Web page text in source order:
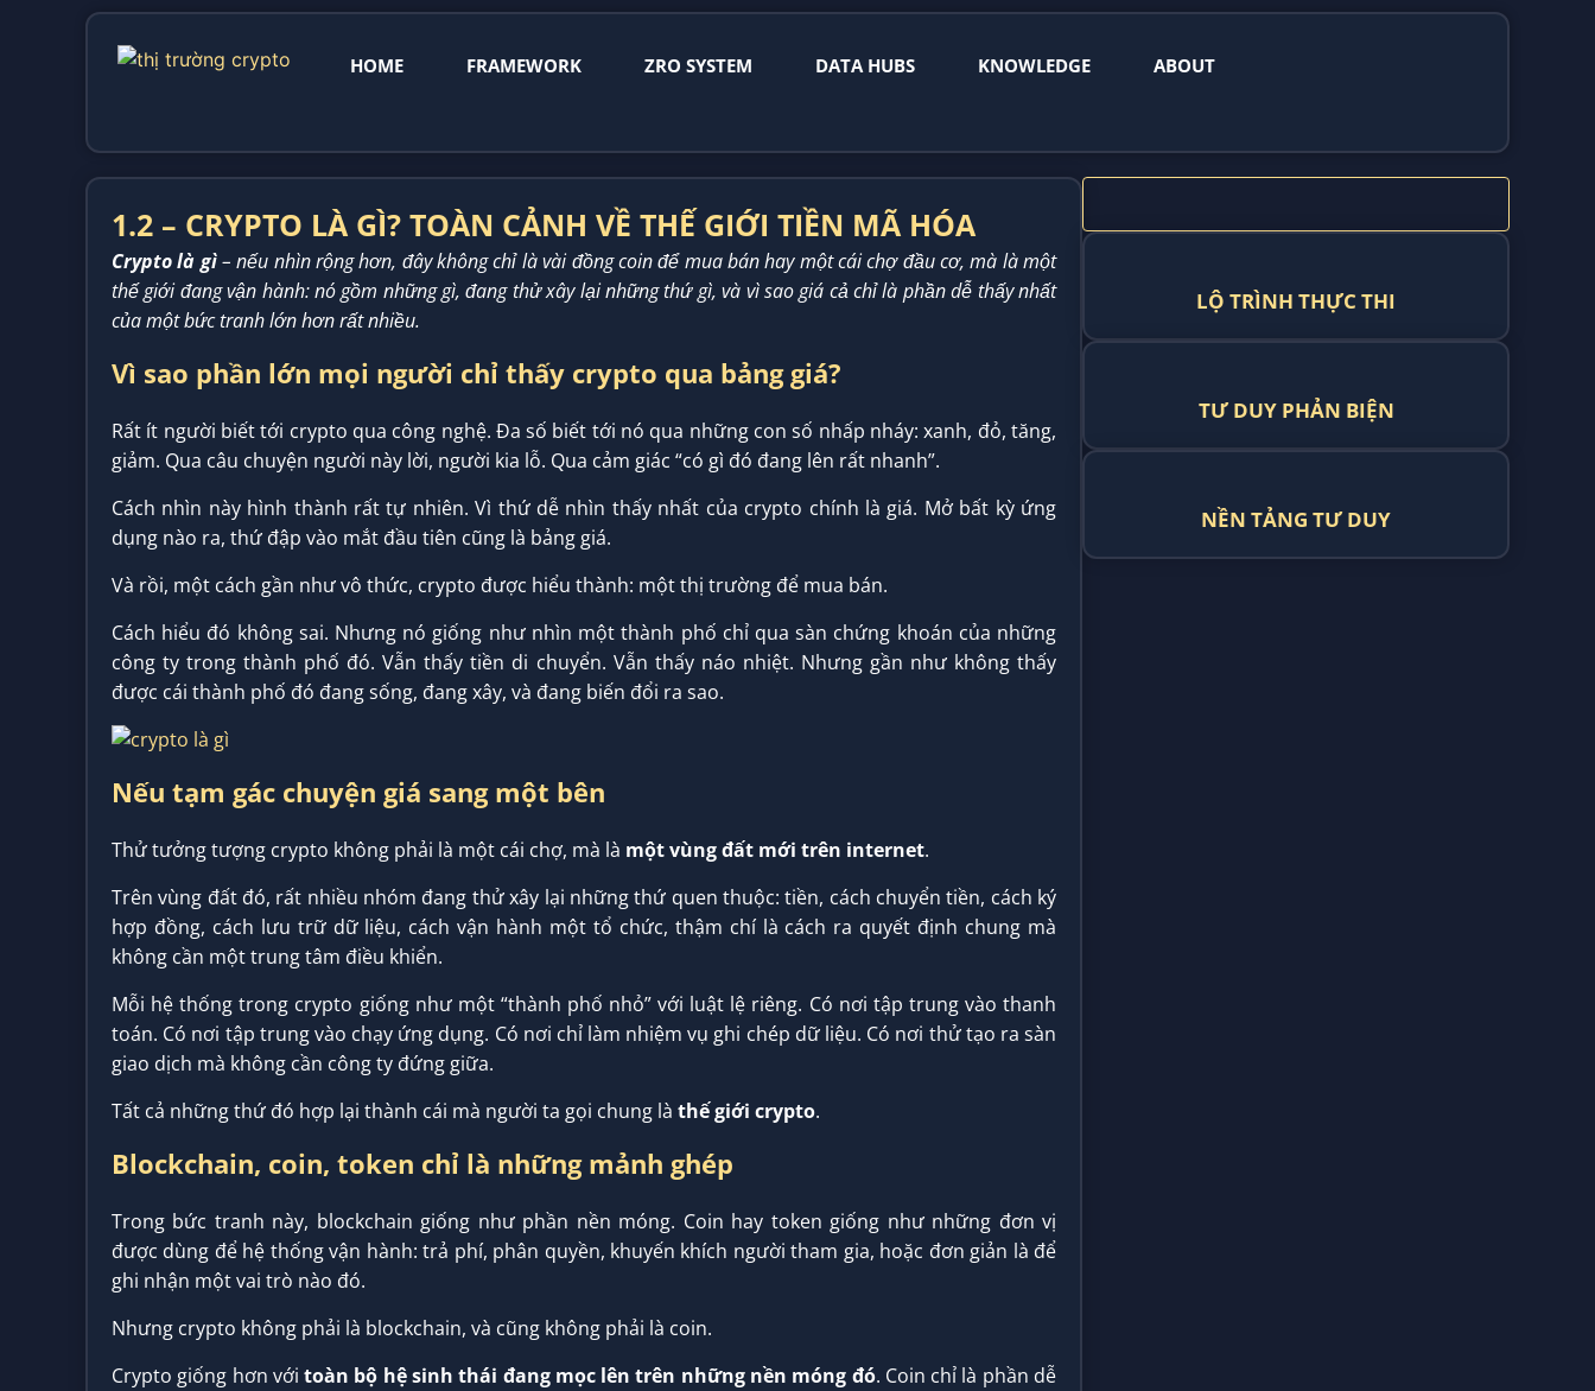
HOME FRAMEWORK ZRO SYSTEM DATA HUBS KNOWLEDGE ABOUT
1.2 – CRYPTO LÀ GÌ? TOÀN CẢNH VỀ THẾ GIỚI TIỀN MÃ HÓA
Crypto là gì– nếu nhìn rộng hơn, đây không chỉ là vài đồng coin để mua bán hay một cái chợ đầu cơ, mà là một
thế giới đang vận hành: nó gồm những gì, đang thử xây lại những thứ gì, và vì sao giá cả chỉ là phần dễ thấy nhất
của một bức tranh lớn hơn rất nhiều.
Vì sao phần lớn mọi người chỉ thấy crypto qua bảng giá?
Rất ít người biết tới crypto qua công nghệ. Đa số biết tới nó qua những con số nhấp nháy: xanh, đỏ, tăng,
giảm. Qua câu chuyện người này lời, người kia lỗ. Qua cảm giác “có gì đó đang lên rất nhanh”.
Cách nhìn này hình thành rất tự nhiên. Vì thứ dễ nhìn thấy nhất của crypto chính là giá. Mở bất kỳ ứng
dụng nào ra, thứ đập vào mắt đầu tiên cũng là bảng giá.
Và rồi, một cách gần như vô thức, crypto được hiểu thành: một thị trường để mua bán.
Cách hiểu đó không sai. Nhưng nó giống như nhìn một thành phố chỉ qua sàn chứng khoán của những
công ty trong thành phố đó. Vẫn thấy tiền di chuyển. Vẫn thấy náo nhiệt. Nhưng gần như không thấy
được cái thành phố đó đang sống, đang xây, và đang biến đổi ra sao.
Nếu tạm gác chuyện giá sang một bên
Thử tưởng tượng crypto không phải là một cái chợ, mà là một vùng đất mới trên internet.
Trên vùng đất đó, rất nhiều nhóm đang thử xây lại những thứ quen thuộc: tiền, cách chuyển tiền, cách ký
hợp đồng, cách lưu trữ dữ liệu, cách vận hành một tổ chức, thậm chí là cách ra quyết định chung mà
không cần một trung tâm điều khiển.
Mỗi hệ thống trong crypto giống như một “thành phố nhỏ” với luật lệ riêng. Có nơi tập trung vào thanh
toán. Có nơi tập trung vào chạy ứng dụng. Có nơi chỉ làm nhiệm vụ ghi chép dữ liệu. Có nơi thử tạo ra sàn
giao dịch mà không cần công ty đứng giữa.
Tất cả những thứ đó hợp lại thành cái mà người ta gọi chung là thế giới crypto.
Blockchain, coin, token chỉ là những mảnh ghép
Trong bức tranh này, blockchain giống như phần nền móng. Coin hay token giống như những đơn vị
được dùng để hệ thống vận hành: trả phí, phân quyền, khuyến khích người tham gia, hoặc đơn giản là để
ghi nhận một vai trò nào đó.
Nhưng crypto không phải là blockchain, và cũng không phải là coin.
Crypto giống hơn vớitoàn bộ hệ sinh thái đang mọc lên trên những nền móng đó. Coin chỉ là phần dễ
LỘ TRÌNH THỰC THI
TƯ DUY PHẢN BIỆN
NỀN TẢNG TƯ DUY